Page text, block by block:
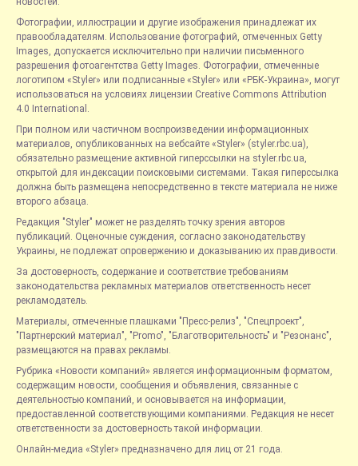
Фотографии, иллюстрации и другие изображения принадлежат их
правообладателям. Использование фотографий, отмеченных Getty
Images, допускается исключительно при наличии письменного
разрешения фотоагентства Getty Images. Фотографии, отмеченные
логотипом «Styler» или подписанные «Styler» или «РБК-Украина», могут
использоваться на условиях лицензии Creative Commons Attribution
4.0 International.
При полном или частичном воспроизведении информационных
материалов, опубликованных на вебсайте «Styler» (styler.rbc.ua),
обязательно размещение активной гиперссылки на styler.rbc.ua,
открытой для индексации поисковыми системами. Такая гиперссылка
должна быть размещена непосредственно в тексте материала не ниже
второго абзаца.
Редакция "Styler" может не разделять точку зрения авторов
публикаций. Оценочные суждения, согласно законодательству
Украины, не подлежат опровержению и доказыванию их правдивости.
За достоверность, содержание и соответствие требованиям
законодательства рекламных материалов ответственность несет
рекламодатель.
Материалы, отмеченные плашками "Пресс-релиз", "Спецпроект",
"Партнерский материал", "Promo", "Благотворительность" и "Резонанс",
размещаются на правах рекламы.
Рубрика «Новости компаний» является информационным форматом,
содержащим новости, сообщения и объявления, связанные с
деятельностью компаний, и основывается на информации,
предоставленной соответствующими компаниями. Редакция не несет
ответственности за достоверность такой информации.
Онлайн-медиа «Styler» предназначено для лиц от 21 года.